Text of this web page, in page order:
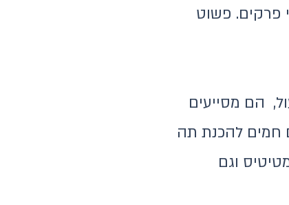
פרקים. פשוט
הם מסייעים
חמים להכנת תה
וגם